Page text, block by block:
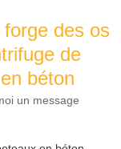
des os
de
béton
un message